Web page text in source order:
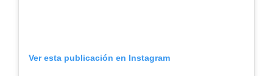
Ver esta publicación en Instagram